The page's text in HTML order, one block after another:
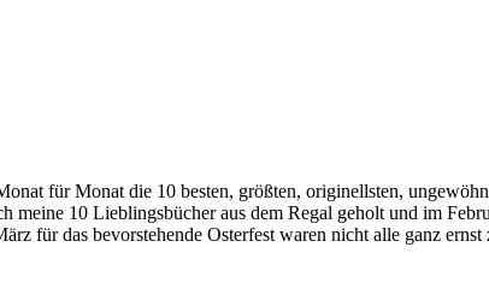
für Monat die 10 besten, größten, originellsten,
meine 10 Lieblingsbücher aus dem Regal geholt und im
für das bevorstehende Osterfest waren nicht alle ganz